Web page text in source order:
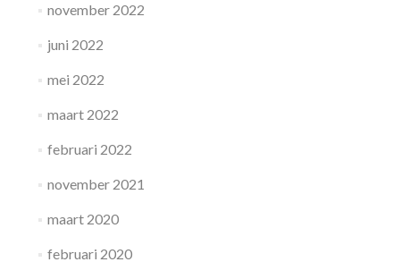
november 2022
juni 2022
mei 2022
maart 2022
februari 2022
november 2021
maart 2020
februari 2020